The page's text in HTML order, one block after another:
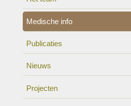
Medische info
Publicaties
Nieuws
Projecten